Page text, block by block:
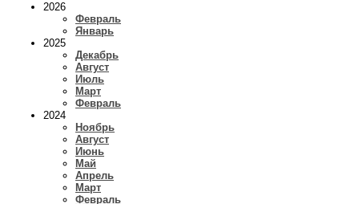
2026
Февраль
Январь
2025
Декабрь
Август
Июль
Март
Февраль
2024
Ноябрь
Август
Июнь
Май
Апрель
Март
Февраль